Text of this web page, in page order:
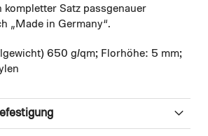
kompletter Satz passgenauer
„Made in Germany“.
650 g/qm; Florhöhe: 5 mm;